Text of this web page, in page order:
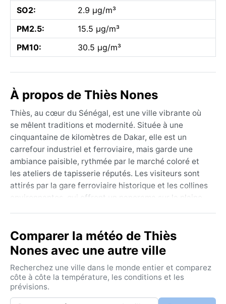
SO2:
2.9 µg/m³
PM2.5:
15.5 µg/m³
PM10:
30.5 µg/m³
À propos de Thiès Nones
Thiès, au cœur du Sénégal, est une ville vibrante où
se mêlent traditions et modernité. Située à une
cinquantaine de kilomètres de Dakar, elle est un
carrefour industriel et ferroviaire, mais garde une
ambiance paisible, rythmée par le marché coloré et
les ateliers de tapisserie réputés. Les visiteurs sont
attirés par la gare ferroviaire historique et les collines
environnantes, qui offrent un panorama sur la plaine
ciel souvent lumineux.
Le climat de Thiès est de type BSh selon Köppen, soit
semi-aride chaud. L’été dure de juin à octobre,
marqué par l’hivernage : pluies brèves mais intenses,
forte humidité et températures autour de 30–35 °C.
L’hiver, de novembre à mai, est sec et ensoleillé, avec
Comparer la météo de Thiès
Nones avec une autre ville
Recherchez une ville dans le monde entier et comparez
côte à côte la température, les conditions et les
prévisions.